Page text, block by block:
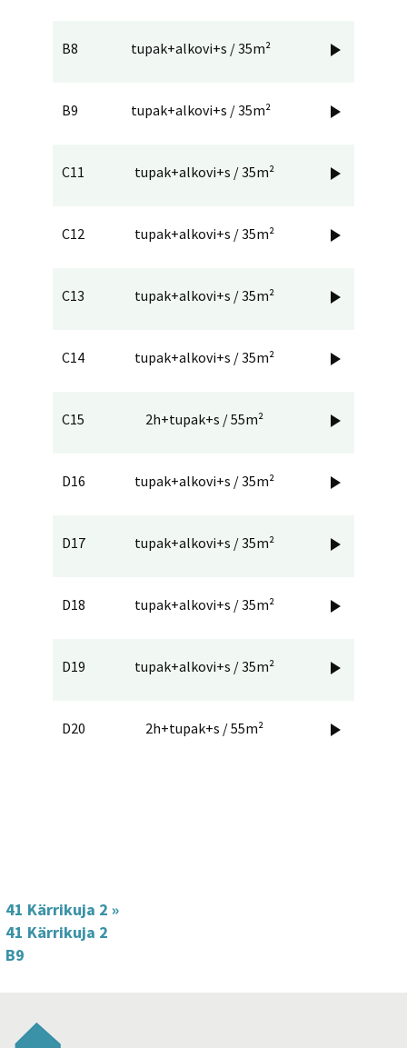
B8 tupak+alkovi+s / 35m² 
B9 tupak+alkovi+s / 35m² 
C11 tupak+alkovi+s / 35m² 
C12 tupak+alkovi+s / 35m² 
C13 tupak+alkovi+s / 35m² 
C14 tupak+alkovi+s / 35m² 
C15 2h+tupak+s / 55m² 
D16 tupak+alkovi+s / 35m² 
D17 tupak+alkovi+s / 35m² 
D18 tupak+alkovi+s / 35m² 
D19 tupak+alkovi+s / 35m² 
D20 2h+tupak+s / 55m² 
41 Kärrikuja 2 »
41 Kärrikuja 2
B9